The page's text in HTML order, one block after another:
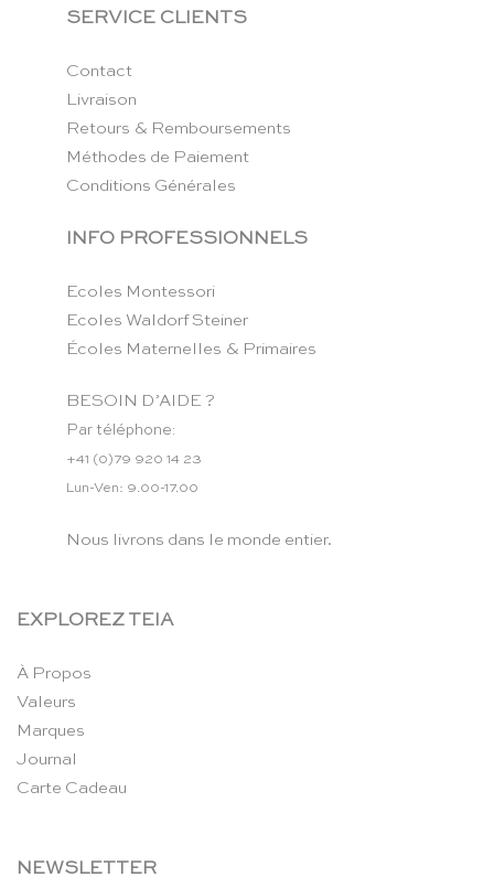
SERVICE CLIENTS
Contact
Livraison
Retours & Remboursements
Méthodes de Paiement
Conditions Générales
INFO PROFESSIONNELS
Ecoles Montessori
Ecoles Waldorf Steiner
Écoles Maternelles & Primaires
BESOIN D’AIDE ?
Par téléphone:
+41 (0)79 920 14 23
Lun-Ven: 9.00-17.00
Nous livrons dans le monde entier.
EXPLOREZ TEIA
À Propos
Valeurs
Marques
Journal
Carte Cadeau
NEWSLETTER